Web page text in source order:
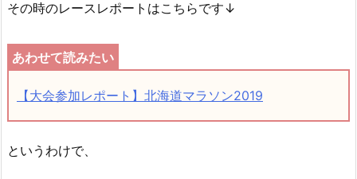
その時のレースレポートはこちらです↓
【大会参加レポート】北海道マラソン2019
というわけで、